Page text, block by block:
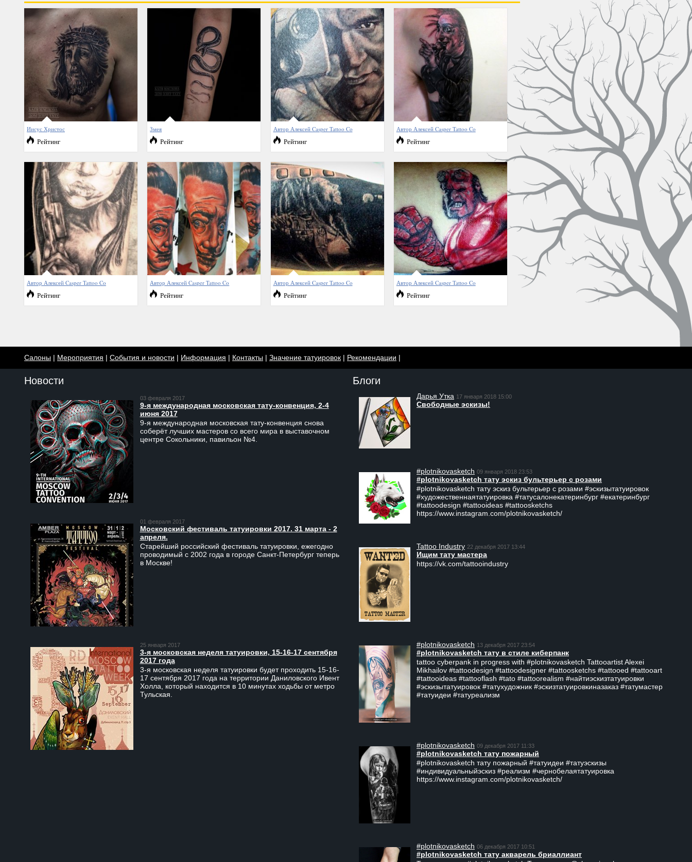
Иисус Христос
Рейтинг
Змея
Рейтинг
Автор Алексей Casper Tattoo Co
Рейтинг
Автор Алексей Casper Tattoo Co
Рейтинг
Автор Алексей Casper Tattoo Co
Рейтинг
Автор Алексей Casper Tattoo Co
Рейтинг
Автор Алексей Casper Tattoo Co
Рейтинг
Автор Алексей Casper Tattoo Co
Рейтинг
Салоны | Мероприятия | События и новости | Информация | Контакты | Значение татуировок | Рекомендации |
Новости
03 февраля 2017
9-я международная московская тату-конвенция, 2-4
июня 2017
9-я международная московская тату-конвенция снова
соберёт лучших мастеров со всего мира в выставочном
центре Сокольники, павильон №4.
01 февраля 2017
Московский фестиваль татуировки 2017. 31 марта - 2
апреля.
Старейший российский фестиваль татуировки, ежегодно
проводимый с 2002 года в городе Санкт-Петербург теперь
в Москве!
25 января 2017
3-я московская неделя татуировки, 15-16-17 сентября
2017 года
3-я московская неделя татуировки будет проходить 15-16-
17 сентября 2017 года на территории Даниловского Ивент
Холла, который находится в 10 минутах ходьбы от метро
Тульская.
Блоги
Дарья Утка 17 января 2018 15:00
Свободные эскизы!
#plotnikovasketch 09 января 2018 23:53
#plotnikovasketch тату эскиз бультерьер с розами
#plotnikovasketch тату эскиз бультерьер с розами #эскизытатуировок
#художественнаятатуировка #татусалонекатеринбург #екатеринбург
#tattoodesign #tattooideas #tattoosketchs
https://www.instagram.com/plotnikovasketch/
Tattoo Industry 22 декабря 2017 13:44
Ищим тату мастера
https://vk.com/tattooindustry
#plotnikovasketch 13 декабря 2017 23:54
#plotnikovasketch тату в стиле киберпанк
tattoo cyberpank in progress with #plotnikovasketch Tattooartist Alexei
Mikhailov #tattoodesign #tattoodesigner #tattoosketchs #tattooed #tattooart
#tattooideas #tattooflash #tato #tattoorealism #найтиэскизтатуировки
#эскизытатуировок #татухудожник #эскизтатуировкиназаказ #татумастер
#татуидеи #татуреализм
#plotnikovasketch 09 декабря 2017 11:33
#plotnikovasketch тату пожарный
#plotnikovasketch тату пожарный #татуидеи #татуэскизы
#индивидуальныйэскиз #реализм #чернобелаятатуировка
https://www.instagram.com/plotnikovasketch/
#plotnikovasketch 06 декабря 2017 10:51
#plotnikovasketch тату акварель бриаллиант